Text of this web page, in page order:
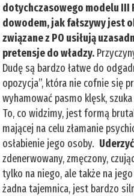
dotychczasowego modelu III
dowodem, jak fałszywy jest
związane z PO usiłują
pretensje do władzy.
Dudę są bardzo łatwe do
opozycja”, która nie cofnie się
wyhamować pasmo klęsk,
To, co widzimy, jest formą
mającej na celu złamanie
osłabienie jego osoby.
zdenerwowany, zmęczony,
tylko na niego, ale także na
żadna tajemnica, jest bardzo